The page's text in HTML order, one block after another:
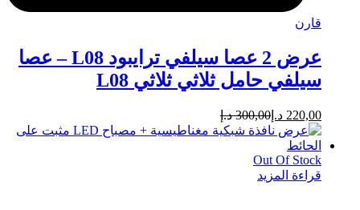
قارن
عرض 2 عصا سيلفي ترايبود L08 – عصا
سيلفي حامل ثلاثي ثلاثي L08
220,00 د.إ 300,00 د.إ
Out Of Stock
قراءة المزيد